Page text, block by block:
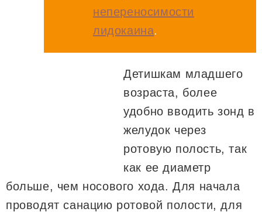
непереносимости
лидокаина.
Детишкам младшего
возраста, более
удобно вводить зонд в
желудок через
ротовую полость, так
как ее диаметр
больше, чем носового хода. Для начала
проводят санацию ротовой полости, для